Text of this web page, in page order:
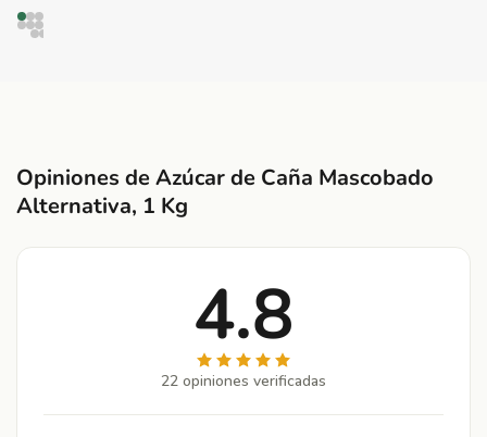
Opiniones de Azúcar de Caña Mascobado
Alternativa, 1 Kg
4.8
22 opiniones verificadas